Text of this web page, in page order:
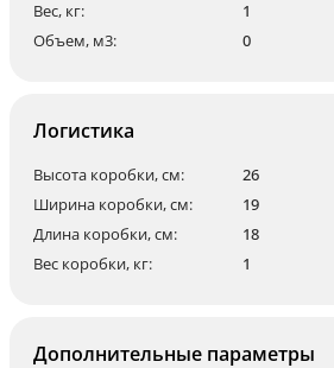
Вес, кг:
1
Объем, м3:
0
Логистика
Высота коробки, см:
26
Ширина коробки, см:
19
Длина коробки, см:
18
Вес коробки, кг:
1
Дополнительные параметры